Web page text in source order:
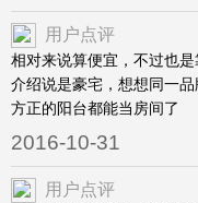
用户点评
相对来说算便宜，不过也
介绍说是豪宅，想想同一
方正的阳台都能当房间了
2016-10-31
用户点评